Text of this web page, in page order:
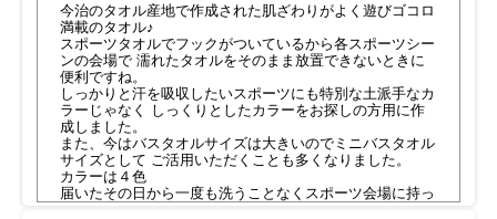
今治のタオル産地で作成された肌ざわりがよく遊びゴコロ
満載のタオル♪
スポーツタオルでフックがついているから各スポーツシー
ンの会場で 濡れたタオルをそのまま放置できないときに
便利ですね。
しっかりと汗を吸収したいスポーツにも特別な土派手なカ
ラーじゃなく しっくりとしたカラーをお探しの方用に作
成しました。
また、今はバスタオルサイズは大きいのでミニバスタオル
サイズとして ご活用いただくことも多くなりました。
カラーは４色
届いたその日から一度も洗うことなくスポーツ会場に持っ